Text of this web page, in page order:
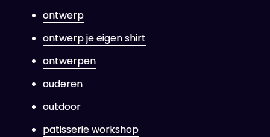
ontwerp
ontwerp je eigen shirt
ontwerpen
ouderen
outdoor
patisserie workshop